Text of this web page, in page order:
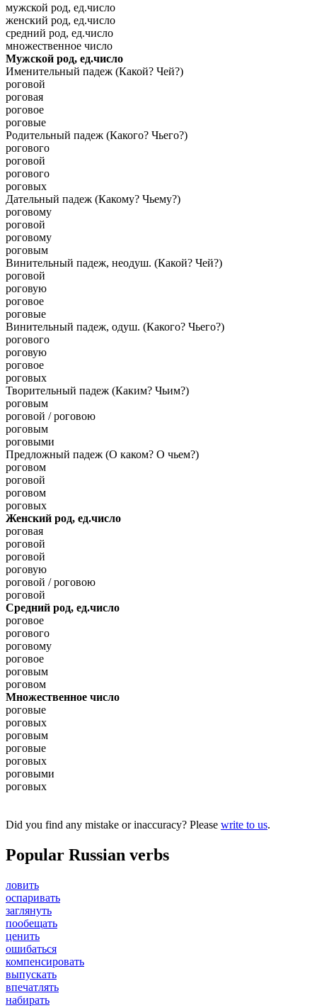
мужской род, ед.число
женский род, ед.число
средний род, ед.число
множественное число
Мужской род, ед.число
Именительный падеж (Какой? Чей?)
роговой
роговая
роговое
роговые
Родительный падеж (Какого? Чьего?)
рогового
роговой
рогового
роговых
Дательный падеж (Какому? Чьему?)
роговому
роговой
роговому
роговым
Винительный падеж, неодуш. (Какой? Чей?)
роговой
роговую
роговое
роговые
Винительный падеж, одуш. (Какого? Чьего?)
рогового
роговую
роговое
роговых
Творительный падеж (Каким? Чьим?)
роговым
роговой / роговою
роговым
роговыми
Предложный падеж (О каком? О чьем?)
роговом
роговой
роговом
роговых
Женский род, ед.число
роговая
роговой
роговой
роговую
роговой / роговою
роговой
Средний род, ед.число
роговое
рогового
роговому
роговое
роговым
роговом
Множественное число
роговые
роговых
роговым
роговые
роговых
роговыми
роговых
Did you find any mistake or inaccuracy? Please write to us.
Popular Russian verbs
ловить
оспаривать
заглянуть
пообещать
ценить
ошибаться
компенсировать
выпускать
впечатлять
набирать